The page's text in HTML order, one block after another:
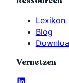
Lexikon
Blog
Vernetzen